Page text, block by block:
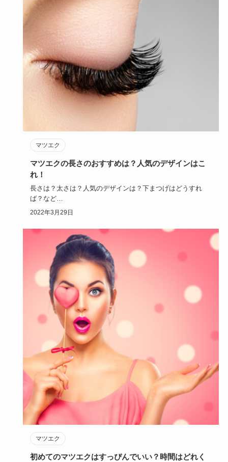
マツエク
マツエクの長さのおすすめは？人気のデザインはこ
れ！
長さは？太さは？人気のデザインは？下まつげはどうすれ
ば？など
初めてマツエクする方は不安が多いかと思います。
2022年3月29日
マツエク
初めてのマツエクはすっぴんでいい？時間はどれく